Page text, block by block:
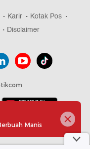
Karir
Kotak Pos
Disclaimer
right reserved
Manis